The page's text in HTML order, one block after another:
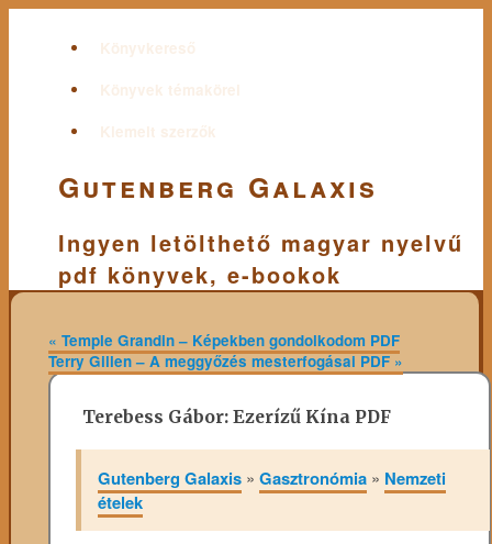
Könyvkereső
Könyvek témakörei
Kiemelt szerzők
Gutenberg Galaxis
Ingyen letölthető magyar nyelvű
pdf könyvek, e-bookok
« Temple Grandin – Képekben gondolkodom PDF
Terry Gillen – A meggyőzés mesterfogásai PDF»
Terebess Gábor: Ezerízű Kína PDF
Gutenberg Galaxis »Gasztronómia » Nemzeti
ételek